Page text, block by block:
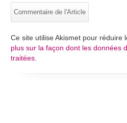
Ce site utilise Akismet pour réduire
plus sur la façon dont les données
traitées